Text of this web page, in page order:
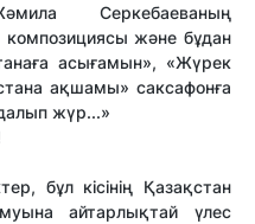
Серкебаеваның
және бұдан
асығамын», «Жүрек
ақшамы» саксафонға
жүр...»
бұл кісінің Қазақстан
айтарлықтай үлес